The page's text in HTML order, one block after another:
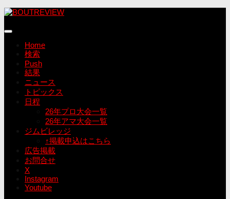
コ
テ
Home
検索
Push
結果
ニュース
トピックス
日程
26年プロ大会一覧
26年アマ大会一覧
ジムビレッジ
↑掲載申込はこちら
広告掲載
お問合せ
X
Instagram
Youtube